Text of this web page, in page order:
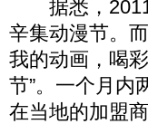
据悉，2011
辛集动漫节。
我的动画，喝
节”。一个月内
在当地的加盟